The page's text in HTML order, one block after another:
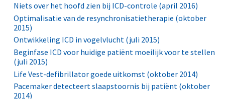
Niets over het hoofd zien bij ICD-controle (april 2016)
Optimalisatie van de resynchronisatietherapie (oktober
2015)
Ontwikkeling ICD in vogelvlucht (juli 2015)
Beginfase ICD voor huidige patiënt moeilijk voor te stellen
(juli 2015)
Life Vest-defibrillator goede uitkomst (oktober 2014)
Pacemaker detecteert slaapstoornis bij patiënt (oktober
2014)